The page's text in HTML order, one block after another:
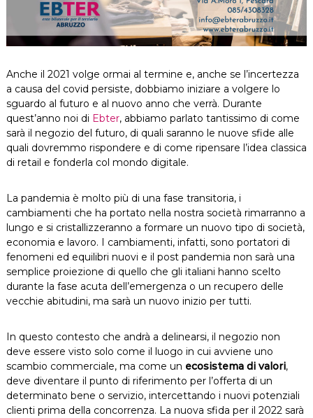
Anche il 2021 volge ormai al termine e, anche se l’incertezza
a causa del covid persiste, dobbiamo iniziare a volgere lo
sguardo al futuro e al nuovo anno che verrà. Durante
quest’anno noi di Ebter, abbiamo parlato tantissimo di come
sarà il negozio del futuro, di quali saranno le nuove sfide alle
quali dovremmo rispondere e di come ripensare l’idea classica
di retail e fonderla col mondo digitale.
La pandemia è molto più di una fase transitoria, i
cambiamenti che ha portato nella nostra società rimarranno a
lungo e si cristallizzeranno a formare un nuovo tipo di società,
economia e lavoro. I cambiamenti, infatti, sono portatori di
fenomeni ed equilibri nuovi e il post pandemia non sarà una
semplice proiezione di quello che gli italiani hanno scelto
durante la fase acuta dell’emergenza o un recupero delle
vecchie abitudini, ma sarà un nuovo inizio per tutti.
In questo contesto che andrà a delinearsi, il negozio non
deve essere visto solo come il luogo in cui avviene uno
scambio commerciale, ma come un ecosistema di valori,
deve diventare il punto di riferimento per l’offerta di un
determinato bene o servizio, intercettando i nuovi potenziali
clienti prima della concorrenza. La nuova sfida per il 2022 sarà